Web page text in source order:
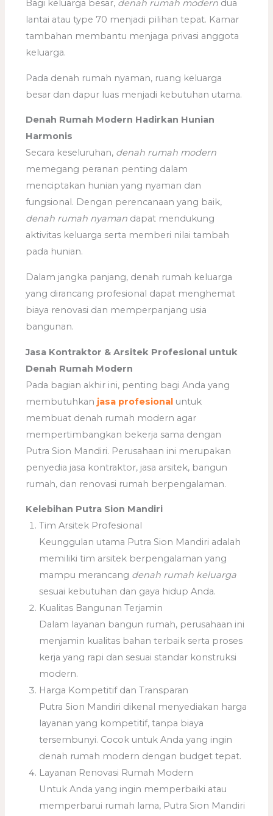
Bagi keluarga besar, denah rumah modern dua
lantai atau type 70 menjadi pilihan tepat. Kamar
tambahan membantu menjaga privasi anggota
keluarga.
Pada denah rumah nyaman, ruang keluarga
besar dan dapur luas menjadi kebutuhan utama.
Denah Rumah Modern Hadirkan Hunian
Harmonis
Secara keseluruhan, denah rumah modern
memegang peranan penting dalam
menciptakan hunian yang nyaman dan
fungsional. Dengan perencanaan yang baik,
denah rumah nyaman dapat mendukung
aktivitas keluarga serta memberi nilai tambah
pada hunian.
Dalam jangka panjang, denah rumah keluarga
yang dirancang profesional dapat menghemat
biaya renovasi dan memperpanjang usia
bangunan.
Jasa Kontraktor & Arsitek Profesional untuk
Denah Rumah Modern
Pada bagian akhir ini, penting bagi Anda yang
membutuhkan jasa profesional untuk
membuat denah rumah modern agar
mempertimbangkan bekerja sama dengan
Putra Sion Mandiri. Perusahaan ini merupakan
penyedia jasa kontraktor, jasa arsitek, bangun
rumah, dan renovasi rumah berpengalaman.
Kelebihan Putra Sion Mandiri
Tim Arsitek Profesional
Keunggulan utama Putra Sion Mandiri adalah
memiliki tim arsitek berpengalaman yang
mampu merancang denah rumah keluarga
sesuai kebutuhan dan gaya hidup Anda.
Kualitas Bangunan Terjamin
Dalam layanan bangun rumah, perusahaan ini
menjamin kualitas bahan terbaik serta proses
kerja yang rapi dan sesuai standar konstruksi
modern.
Harga Kompetitif dan Transparan
Putra Sion Mandiri dikenal menyediakan harga
layanan yang kompetitif, tanpa biaya
tersembunyi. Cocok untuk Anda yang ingin
denah rumah modern dengan budget tepat.
Layanan Renovasi Rumah Modern
Untuk Anda yang ingin memperbaiki atau
memperbarui rumah lama, Putra Sion Mandiri